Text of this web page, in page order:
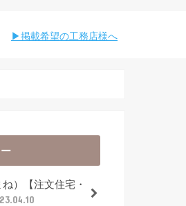
︎︎掲載希望の工務店様へ
）【注文住宅・